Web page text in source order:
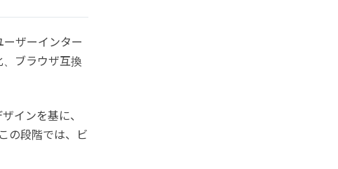
ザーインター
ブラウザ互換
インを基に、
の段階では、ビ